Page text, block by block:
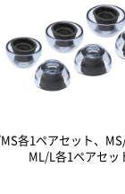
各1ペアセット、
ML/L各1ペアセッ